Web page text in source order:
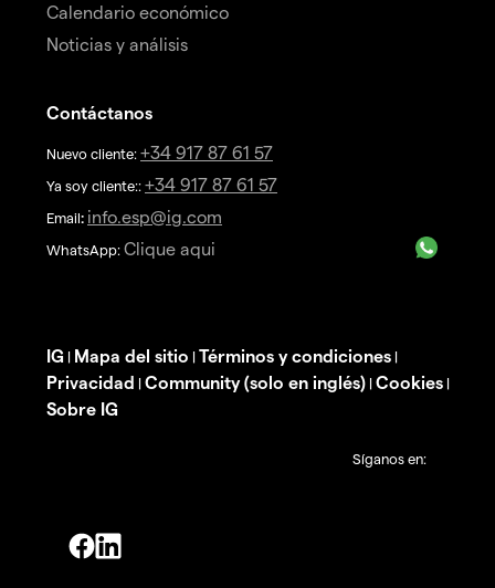
Calendario económico
Noticias y análisis
Contáctanos
Nuevo cliente: +34 917 87 61 57
Ya soy cliente:: +34 917 87 61 57
Email: info.esp@ig.com
WhatsApp: Clique aqui
IG | Mapa del sitio | Términos y condiciones |
Privacidad | Community (solo en inglés) | Cookies |
Sobre IG
Síganos en: